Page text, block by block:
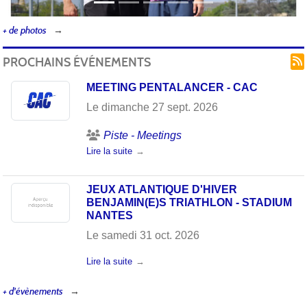
+ de photos
PROCHAINS ÉVÉNEMENTS
MEETING PENTALANCER - CAC
Le dimanche 27 sept. 2026
Piste - Meetings
Lire la suite
JEUX ATLANTIQUE D'HIVER
BENJAMIN(E)S TRIATHLON - STADIUM
NANTES
Le samedi 31 oct. 2026
Lire la suite
+ d'évènements